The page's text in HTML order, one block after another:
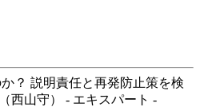
？ 説明責任と再発防止策を検
西山守） - エキスパート -